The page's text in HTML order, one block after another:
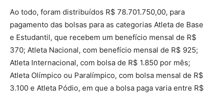
Ao todo, foram distribuídos R$ 78.701.750,00, para
pagamento das bolsas para as categorias Atleta de Base
e Estudantil, que recebem um benefício mensal de R$
370; Atleta Nacional, com benefício mensal de R$ 925;
Atleta Internacional, com bolsa de R$ 1.850 por mês;
Atleta Olímpico ou Paralímpico, com bolsa mensal de R$
3.100 e Atleta Pódio, em que a bolsa paga varia entre R$